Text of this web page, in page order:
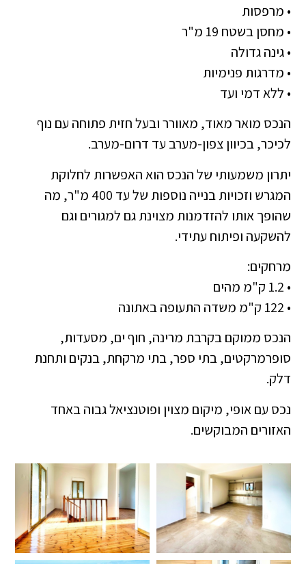
• מרפסות
• מחסן בשטח 19 מ"ר
• גינה גדולה
• מדרגות פנימיות
• ללא דמי ועד
הנכס מואר מאוד, מאוורר ובעל חזית פתוחה עם נוף
לכיכר, בכיוון צפון-מערב עד דרום-מערב.
יתרון משמעותי של הנכס הוא האפשרות לחלוקת
המגרש וזכויות בנייה נוספות של עד 400 מ"ר, מה
שהופך אותו להזדמנות מצוינת גם למגורים וגם
להשקעה ופיתוח עתידי.
מרחקים:
• 1.2 ק"מ מהים
• 122 ק"מ משדה התעופה באתונה
הנכס ממוקם בקרבת מרינה, חוף ים, מסעדות,
סופרמרקטים, בתי ספר, בתי מרקחת, בנקים ותחנת
דלק.
נכס עם אופי, מיקום מצוין ופוטנציאל גבוה באחד
האזורים המבוקשים.